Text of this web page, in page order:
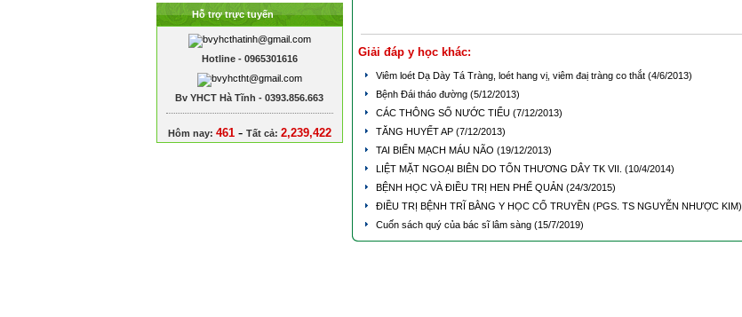
Hỗ trợ trực tuyến
Hotline - 0965301616
Bv YHCT Hà Tĩnh - 0393.856.663
Hôm nay: 461- Tất cả: 2,239,422
Giải đáp y học khác:
Viêm loét Dạ Dày Tá Tràng, loét hang vị, viêm đaị tràng co thắt (4/6/2013)
Bệnh Đái tháo đường (5/12/2013)
CÁC THÔNG SỐ NƯỚC TIỂU (7/12/2013)
TĂNG HUYẾT AP (7/12/2013)
TAI BIẾN MẠCH MÁU NÃO (19/12/2013)
LIỆT MẶT NGOẠI BIÊN DO TỔN THƯƠNG DÂY TK VII. (10/4/2014)
BỆNH HỌC VÀ ĐIỀU TRỊ HEN PHẾ QUẢN (24/3/2015)
ĐIỀU TRỊ BỆNH TRĨ BẰNG Y HỌC CỔ TRUYỀN (PGS. TS NGUYỄN NHƯỢC KIM)
Cuốn sách quý của bác sĩ lâm sàng (15/7/2019)